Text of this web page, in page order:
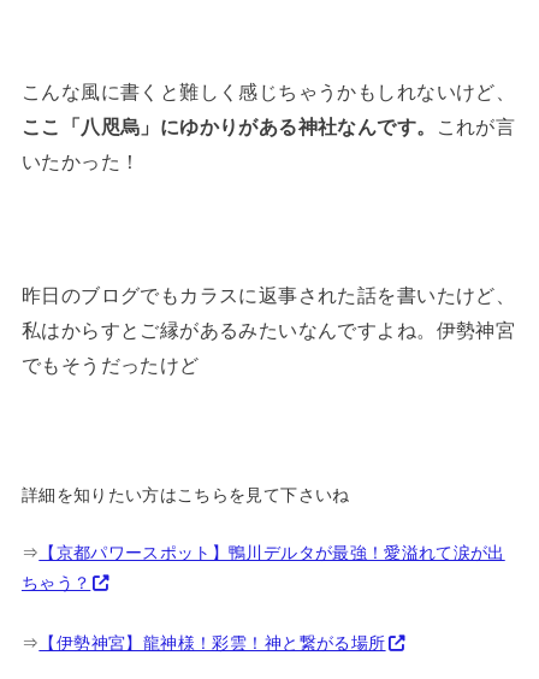
こんな風に書くと難しく感じちゃうかもしれないけど、
ここ「八咫烏」にゆかりがある神社なんです。
これが言
いたかった！
昨日のブログでもカラスに返事された話を書いたけど、
私はからすとご縁があるみたいなんですよね。伊勢神宮
でもそうだったけど
詳細を知りたい方はこちらを見て下さいね
⇒ 【京都パワースポット】鴨川デルタが最強！愛溢れて涙が出
ちゃう？
⇒ 【伊勢神宮】龍神様！彩雲！神と繋がる場所